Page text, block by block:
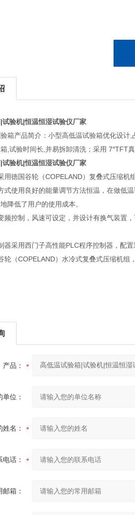
试验机|恒温恒湿试验仪厂家
箱产品简介：小型高低温试验箱优化设
,试验时间长,并易拆卸清洗；采用 7″TFT
试验机|恒温恒湿试验仪厂家
用徳国谷轮（COPELAND）复叠式压缩机
式使用良好的能量调节方法恒温，在做低
降低了用户的使用成本。
频控制，风速可设定，并设计有换气装置，
器采用西门子高性能PLC程序控制器，配
轮（COPELAND）水冷式复叠式压缩机组
产品：
单位：
姓名：
电话：
邮箱：